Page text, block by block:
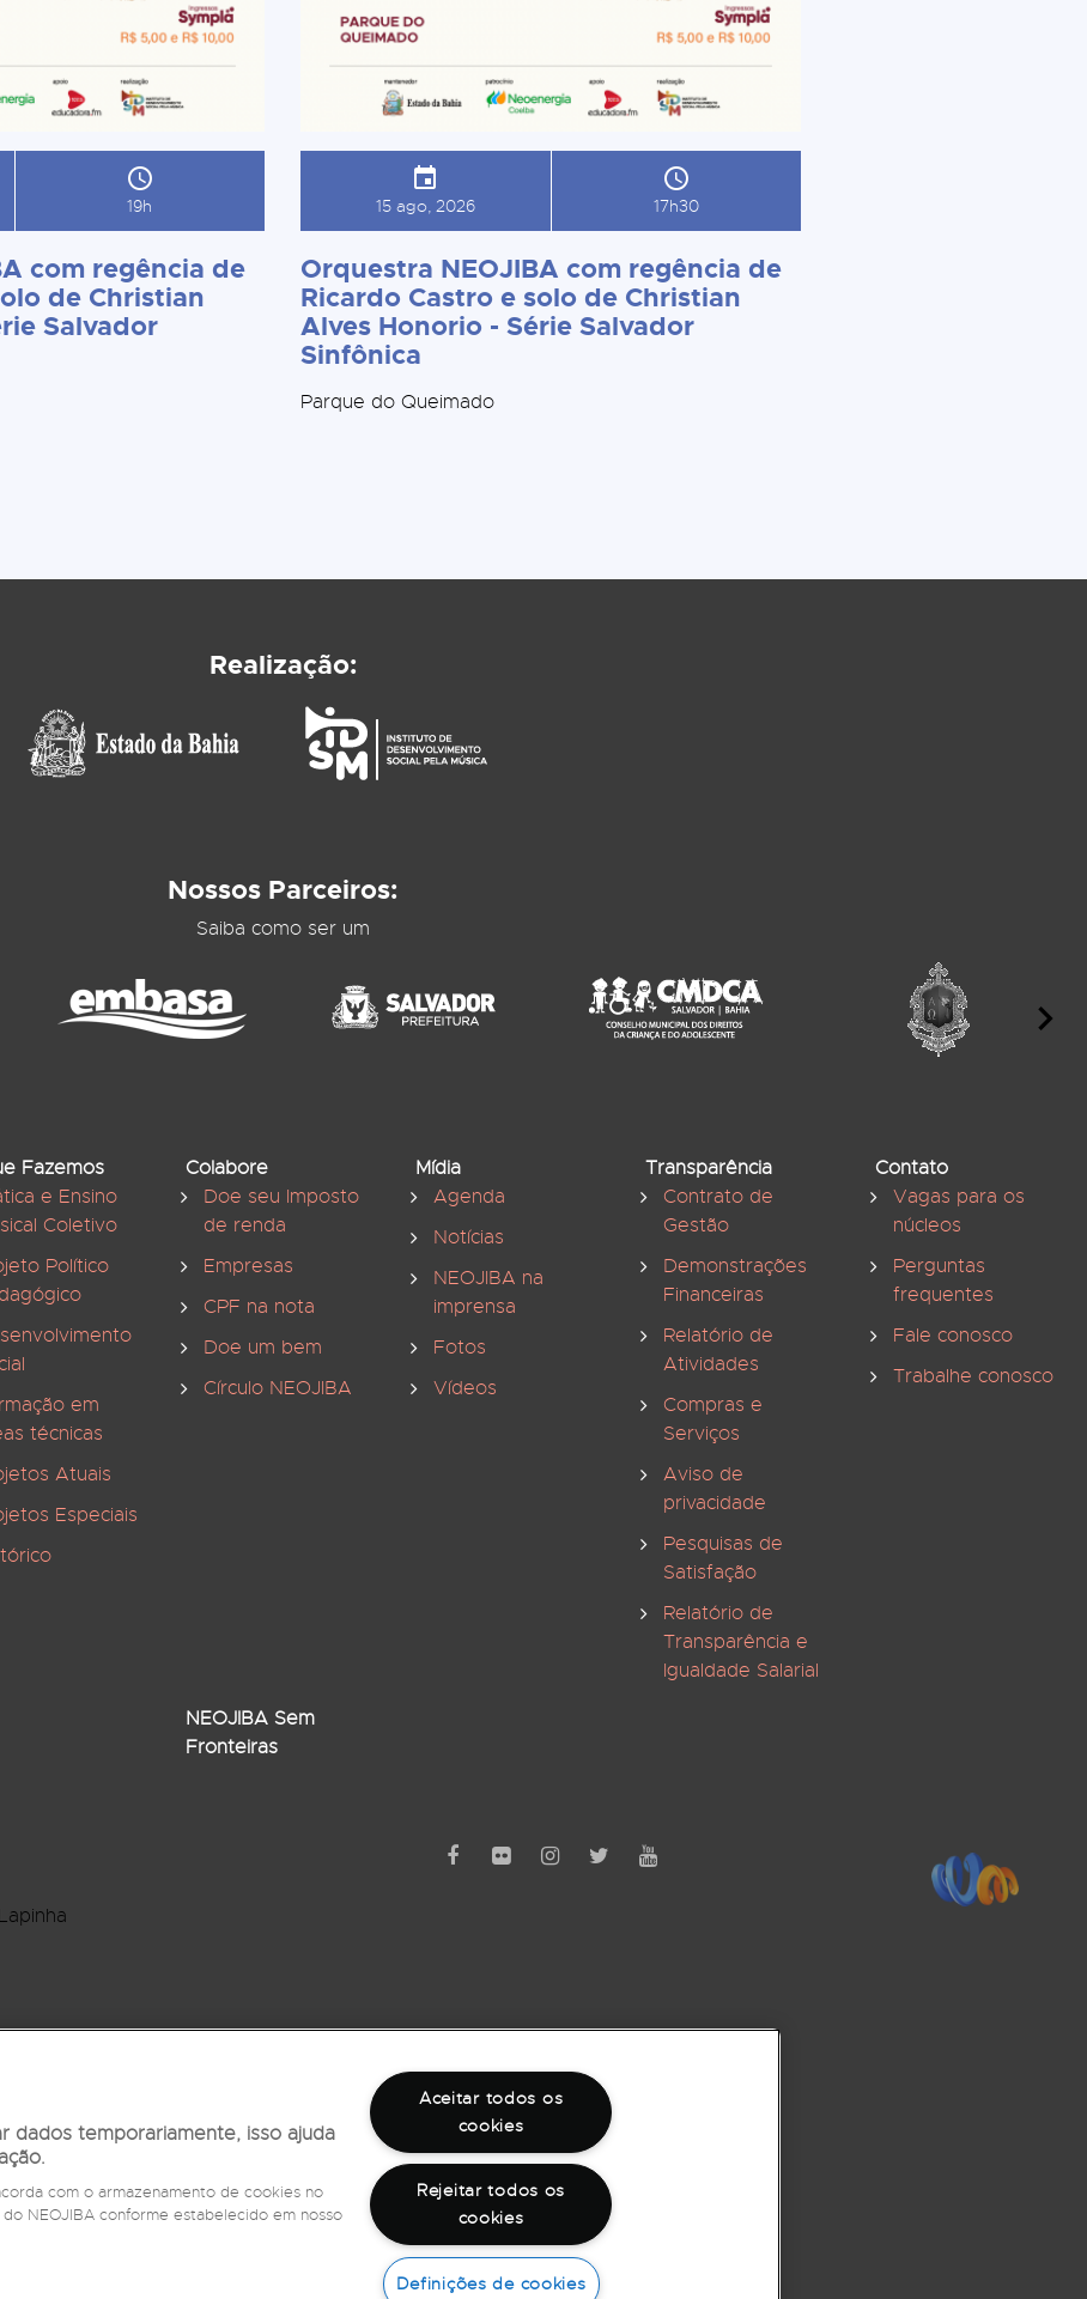
19h
com regência de
de Christian
Salvador
15 ago, 2026 17h30
Orquestra NEOJIBA com regência de
Ricardo Castro e solo de Christian
Alves Honorio - Série Salvador
Sinfônica
Parque do Queimado
Realização:
Nossos Parceiros:
Saiba como ser um
Fazemos
e Ensino
Coletivo
Político
em
técnicas
Atuais
Especiais
Colabore
Doe seu Imposto
de renda
Empresas
CPF na nota
Doe um bem
Círculo NEOJIBA
Mídia
Agenda
Notícias
NEOJIBA na
imprensa
Fotos
Vídeos
Transparência
Contrato de
Gestão
Demonstrações
Financeiras
Relatório de
Atividades
Compras e
Serviços
Aviso de
privacidade
Pesquisas de
Satisfação
Relatório de
Transparência e
Igualdade Salarial
Contato
Vagas para os
núcleos
Perguntas
frequentes
Fale conosco
Trabalhe conosco
NEOJIBA Sem
Fronteiras
Todos os direitos reservados
ligue 162
dados temporariamente, isso ajuda
com o armazenamento de cookies no
NEOJIBA conforme estabelecido em nosso
Aceitar todos os
cookies
Rejeitar todos os
cookies
Definições de cookies